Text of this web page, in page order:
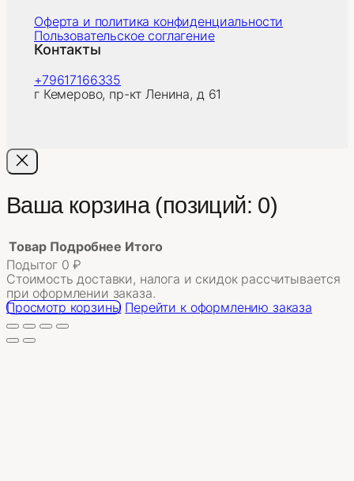
Оферта и политика конфиденциальности
Пользовательское соглагение
Контакты
+79617166335
г Кемерово, пр-кт Ленина, д 61
Ваша корзина (позиций: 0)
Товары
в
корзине
Товар Подробнее Итого
Подытог 0 ₽
Стоимость доставки, налога и скидок рассчитывается
при оформлении заказа.
Просмотр корзины Перейти к оформлению заказа